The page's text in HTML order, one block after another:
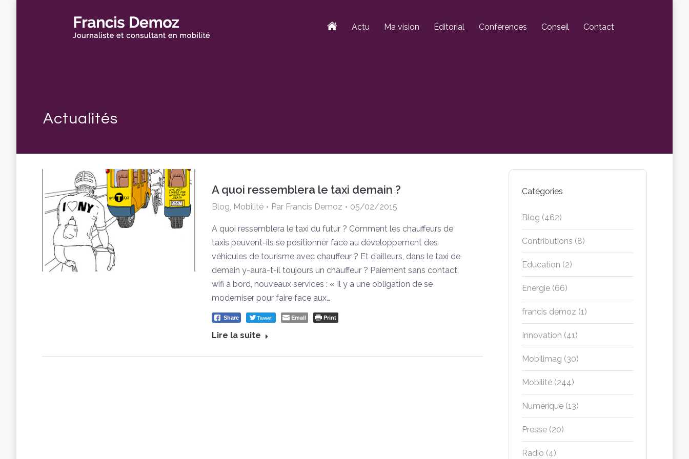
Actu Ma vision Éditorial Conférences Conseil Contact
A quoi ressemblera le taxi demain ?
Blog, Mobilité Par Francis Demoz 05/02/2015
A quoi ressemblera le taxi du futur ? Comment les chauffeurs de
taxis peuvent-ils se positionner face au développement des
véhicules de tourisme avec chauffeur ? Et d’ailleurs, dans le taxi de
demain y-aura-t-il toujours un chauffeur ? Paiement sans contact,
wifi à bord, nouveaux services : « Il y a une obligation de se
moderniser pour faire face aux…
Share Tweet Email Print
Lire la suite
Catégories
Blog (462)
Contributions (8)
Education (2)
Energie (66)
francis demoz (1)
Innovation (41)
Mobilimag (30)
Mobilité (244)
Numérique (13)
Presse (20)
Radio (4)